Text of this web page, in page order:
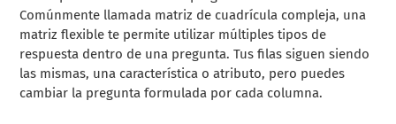
Comúnmente llamada matriz de cuadrícula compleja, una
matriz flexible te permite utilizar múltiples tipos de
respuesta dentro de una pregunta. Tus filas siguen siendo
las mismas, una característica o atributo, pero puedes
cambiar la pregunta formulada por cada columna.